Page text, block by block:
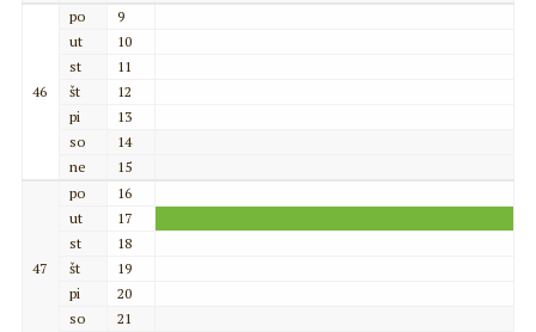
46
po
9
ut
10
st
11
št
12
pi
13
so
14
ne
15
47
po
16
ut
17
st
18
št
19
pi
20
so
21